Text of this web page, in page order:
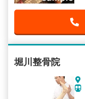
堀川整骨院